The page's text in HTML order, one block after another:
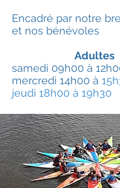
Encadré par notre
et nos bénévoles
Adultes
samedi 09h00 à
mercredi 14h00 à
jeudi 18h00 à 19h30